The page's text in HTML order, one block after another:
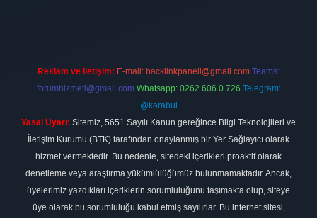
Reklam ve İletişim: E-mail: backlinkpaneli@gmail.com Teams:
forumhizmeti@gmail.com Whatsapp: 0262 606 0 726 Telegram:
@karabul
Yasal Uyarı: Sitemiz, 5651 Sayılı Kanun gereğince Bilgi Teknolojileri ve
İletişim Kurumu (BTK) tarafından onaylanmış bir Yer Sağlayıcı olarak
hizmet vermektedir. Bu nedenle, sitedeki içerikleri proaktif olarak
denetleme veya araştırma yükümlülüğümüz bulunmamaktadır. Ancak,
üyelerimiz yazdıkları içeriklerin sorumluluğunu taşımakta olup, siteye
üye olarak bu sorumluluğu kabul etmiş sayılırlar. Bu internet sitesi,